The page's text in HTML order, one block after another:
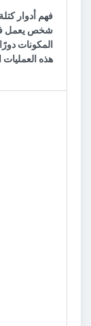
فهم أدوار
شخص يعمل في
المكونات
هذه العمليات